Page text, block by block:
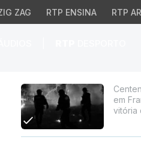
ZAG RTP ENSINA RTP
nas
em
vitória